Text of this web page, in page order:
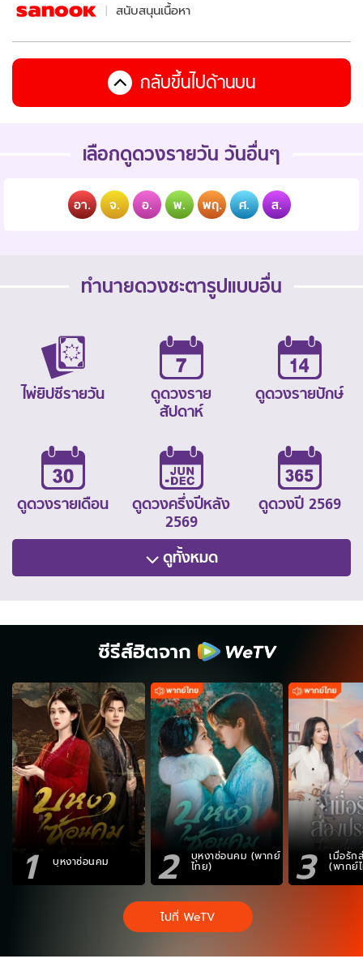
สนับสนุนเนื้อหา
กลับขึ้นไปด้านบน
เลือกดูดวงรายวัน วันอื่นๆ
อา. จ. อ. พ. พฤ. ศ. ส.
ทำนายดวงชะตารูปแบบอื่น
ไพ่ยิปซีรายวัน
ดูดวงราย
สัปดาห์
ดูดวงรายปักษ์
ดูดวงรายเดือน
ดูดวงครึ่งปีหลัง
2569
ดูดวงปี 2569
ดูทั้งหมด
ซีรีส์ฮิตจาก
1 บุหงาซ่อนคม 2 บุหงาซ่อนคม (พากย์
ไทย) 3 เมื่อรัก
(พากย์
ไปที่ WeTV